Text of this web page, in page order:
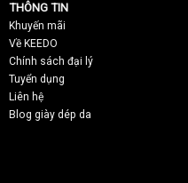
THÔNG TIN
Khuyến mãi
Về KEEDO
Chính sách đại lý
Tuyển dụng
Liên hệ
Blog giày dép da